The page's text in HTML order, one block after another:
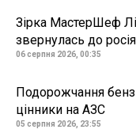
Зірка МастерШеф
звернулась до
06 серпня 2026, 00:35
Подорожчання
цінники на АЗС
05 серпня 2026, 23:55